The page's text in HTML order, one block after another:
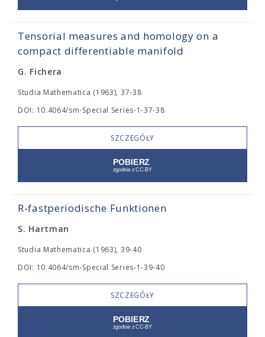
Tensorial measures and homology on a
compact differentiable manifold
G. Fichera
Studia Mathematica (1963), 37-38
DOI: 10.4064/sm-Special Series-1-37-38
SZCZEGÓŁY
R-fastperiodische Funktionen
S. Hartman
Studia Mathematica (1963), 39-40
DOI: 10.4064/sm-Special Series-1-39-40
SZCZEGÓŁY